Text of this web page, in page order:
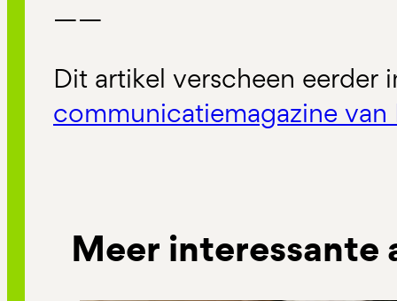
——
Dit artikel verscheen eerder
communicatiemagazine van
Meer interessante